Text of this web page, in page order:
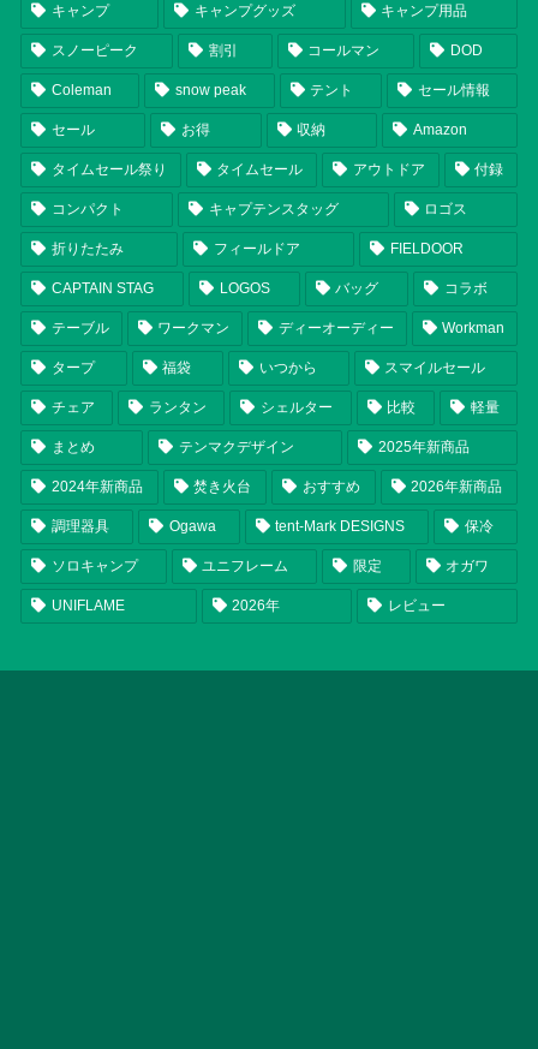
キャンプ キャンプグッズ キャンプ用品
スノーピーク 割引 コールマン DOD
Coleman snow peak テント セール情報
セール お得 収納 Amazon
タイムセール祭り タイムセール アウトドア 付録
コンパクト キャプテンスタッグ ロゴス
折りたたみ フィールドア FIELDOOR
CAPTAIN STAG LOGOS バッグ コラボ
テーブル ワークマン ディーオーディー Workman
タープ 福袋 いつから スマイルセール
チェア ランタン シェルター 比較 軽量
まとめ テンマクデザイン 2025年新商品
2024年新商品 焚き火台 おすすめ 2026年新商品
調理器具 Ogawa tent-Mark DESIGNS 保冷
ソロキャンプ ユニフレーム 限定 オガワ
UNIFLAME 2026年 レビュー